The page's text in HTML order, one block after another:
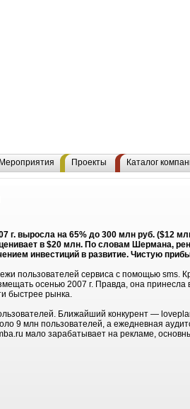
Мероприятия Проекты Каталог
г. выросла на 65% до 300 млн руб. ($12
в $20 млн. По словам Шермана,
инвестиций в развитие. Чистую
пользователей сервиса с помощью sms.
осенью 2007 г. Правда, она принесла
быстрее рынка.
Ближайший конкурент —
9 млн пользователей, а ежедневная
мало зарабатывает на рекламе,